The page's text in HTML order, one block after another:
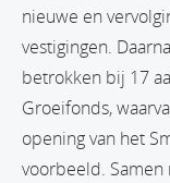
nieuwe en
vestigingen.
betrokken bij 17
Groeifonds,
opening van het
voorbeeld.